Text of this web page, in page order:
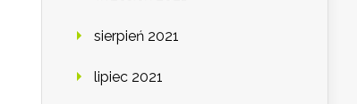
sierpień 2021
lipiec 2021